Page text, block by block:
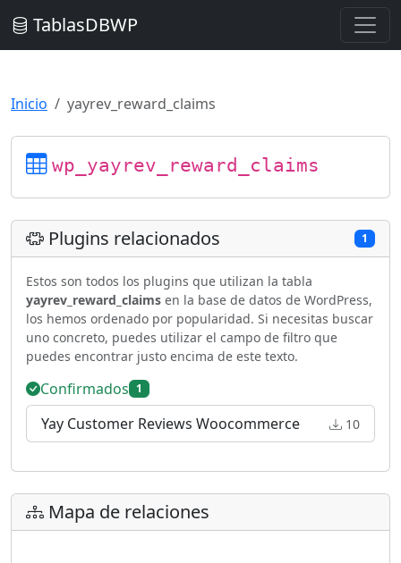
TablasDBWP
Inicio yayrev_reward_claims
wp_yayrev_reward_claims
Plugins relacionados 1
Estos son todos los plugins que utilizan la tabla
yayrev_reward_claims en la base de datos de WordPress,
los hemos ordenado por popularidad. Si necesitas buscar
uno concreto, puedes utilizar el campo de filtro que
puedes encontrar justo encima de este texto.
Confirmados 1
Yay Customer Reviews Woocommerce 10
Mapa de relaciones